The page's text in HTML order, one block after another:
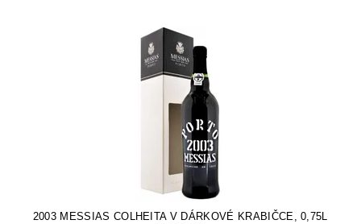
2003 MESSIAS COLHEITA V DÁRKOVÉ KRABIČCE, 0,75L